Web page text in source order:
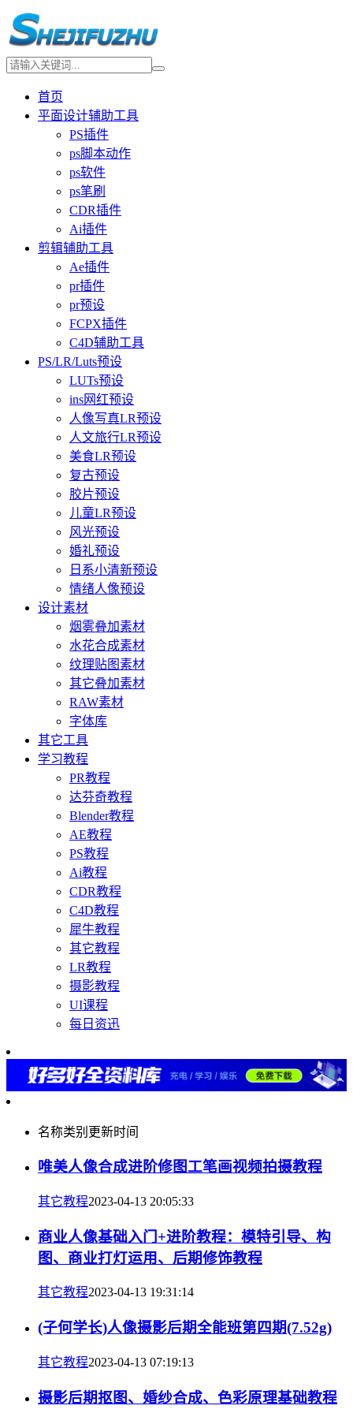
首页
平面设计辅助工具
PS插件
ps脚本动作
ps软件
ps笔刷
CDR插件
Ai插件
剪辑辅助工具
Ae插件
pr插件
pr预设
FCPX插件
C4D辅助工具
PS/LR/Luts预设
LUTs预设
ins网红预设
人像写真LR预设
人文旅行LR预设
美食LR预设
复古预设
胶片预设
儿童LR预设
风光预设
婚礼预设
日系小清新预设
情绪人像预设
设计素材
烟雾叠加素材
水花合成素材
纹理贴图素材
其它叠加素材
RAW素材
字体库
其它工具
学习教程
PR教程
达芬奇教程
Blender教程
AE教程
PS教程
Ai教程
CDR教程
C4D教程
犀牛教程
其它教程
LR教程
摄影教程
UI课程
每日资迅
名称类别 更新时间
唯美人像合成进阶修图工笔画视频拍摄教程
其它教程2023-04-13 20:05:33
商业人像基础入门+进阶教程：模特引导、构
图、商业打灯运用、后期修饰教程
其它教程2023-04-13 19:31:14
(子何学长)人像摄影后期全能班第四期(7.52g)
其它教程2023-04-13 07:19:13
摄影后期抠图、婚纱合成、色彩原理基础教程